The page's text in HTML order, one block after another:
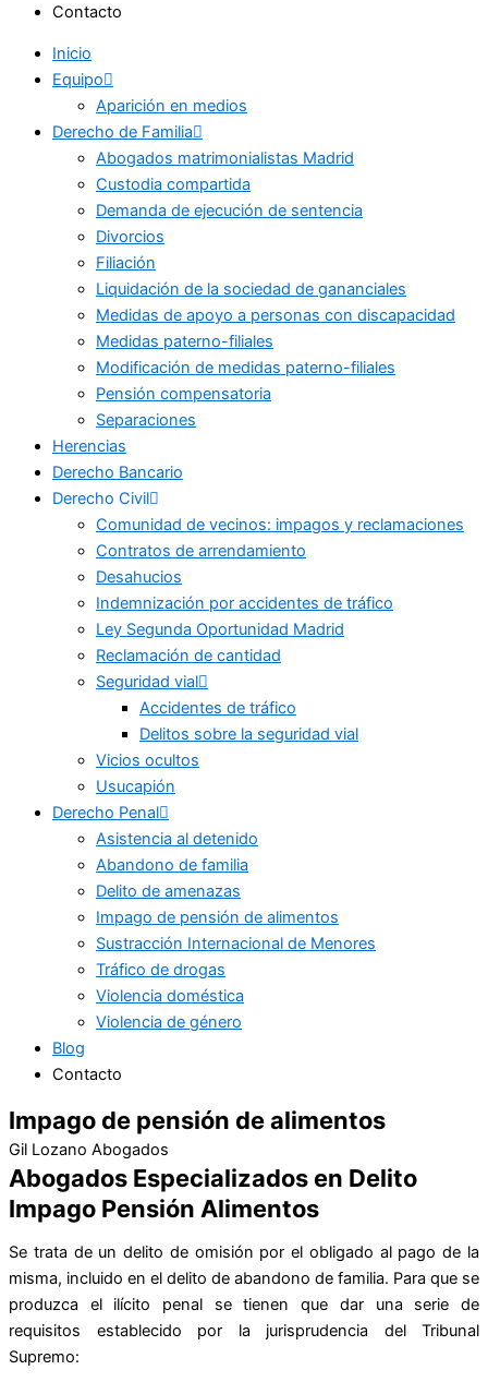
Contacto
Inicio
Equipo
Aparición en medios
Derecho de Familia
Abogados matrimonialistas Madrid
Custodia compartida
Demanda de ejecución de sentencia
Divorcios
Filiación
Liquidación de la sociedad de gananciales
Medidas de apoyo a personas con discapacidad
Medidas paterno-filiales
Modificación de medidas paterno-filiales
Pensión compensatoria
Separaciones
Herencias
Derecho Bancario
Derecho Civil
Comunidad de vecinos: impagos y reclamaciones
Contratos de arrendamiento
Desahucios
Indemnización por accidentes de tráfico
Ley Segunda Oportunidad Madrid
Reclamación de cantidad
Seguridad vial
Accidentes de tráfico
Delitos sobre la seguridad vial
Vicios ocultos
Usucapión
Derecho Penal
Asistencia al detenido
Abandono de familia
Delito de amenazas
Impago de pensión de alimentos
Sustracción Internacional de Menores
Tráfico de drogas
Violencia doméstica
Violencia de género
Blog
Contacto
Impago de pensión de alimentos
Gil Lozano Abogados
Abogados Especializados en Delito
Impago Pensión Alimentos
Se trata de un delito de omisión por el obligado al pago de la
misma, incluido en el delito de abandono de familia. Para que se
produzca el ilícito penal se tienen que dar una serie de
requisitos establecido por la jurisprudencia del Tribunal
Supremo: